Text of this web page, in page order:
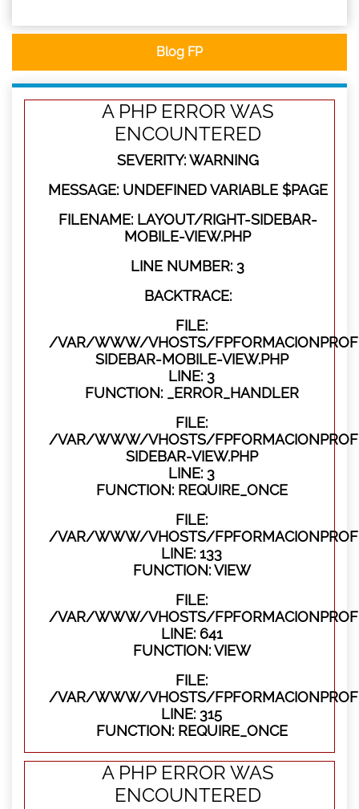
Blog FP
A PHP ERROR WAS
ENCOUNTERED
SEVERITY: WARNING
MESSAGE: UNDEFINED VARIABLE $PAGE
FILENAME: LAYOUT/RIGHT-SIDEBAR-
MOBILE-VIEW.PHP
LINE NUMBER: 3
BACKTRACE:
FILE:
/VAR/WWW/VHOSTS/
SIDEBAR-MOBILE-VIEW.PHP
LINE: 3
FUNCTION: _ERROR_HANDLER
FILE:
/VAR/WWW/VHOSTS/
SIDEBAR-VIEW.PHP
LINE: 3
FUNCTION: REQUIRE_ONCE
FILE:
/VAR/WWW/VHOSTS/
LINE: 133
FUNCTION: VIEW
FILE:
/VAR/WWW/VHOSTS/
LINE: 641
FUNCTION: VIEW
FILE:
/VAR/WWW/VHOSTS/
LINE: 315
FUNCTION: REQUIRE_ONCE
A PHP ERROR WAS
ENCOUNTERED